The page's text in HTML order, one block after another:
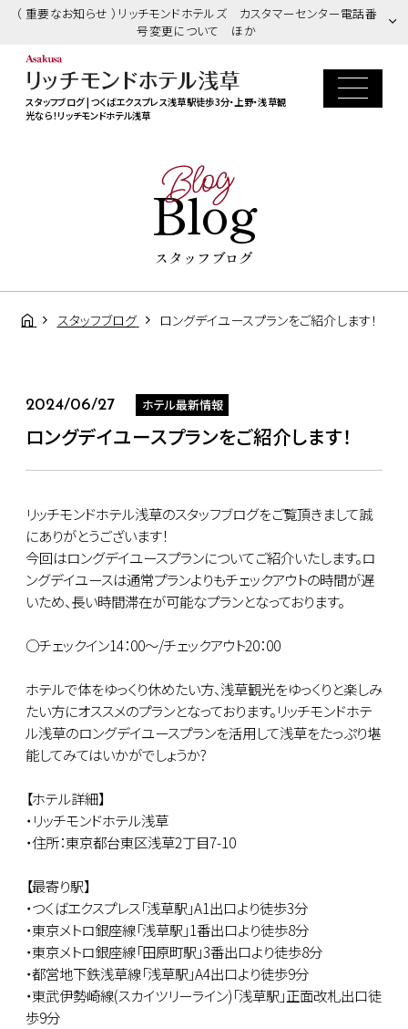
（ 重要なお知らせ ）リッチモンドホテルズ カスタマーセンター電話番
号変更について ほか
スタッフブログ | つくばエクスプレス浅草駅徒歩3分・上野・浅草観
光なら！リッチモンドホテル浅草
Blog
Blog
スタッフブログ
スタッフブログ ロングデイユースプランをご紹介します！
2024/06/27 ホテル最新情報
ロングデイユースプランをご紹介します！
リッチモンドホテル浅草のスタッフブログをご覧頂きまして誠
にありがとうございます！
今回はロングデイユースプランについてご紹介いたします。ロ
ングデイユースは通常プランよりもチェックアウトの時間が遅
いため、長い時間滞在が可能なプランとなっております。
○チェックイン14：00～/チェックアウト20：00
ホテルで体をゆっくり休めたい方、浅草観光をゆっくりと楽しみ
たい方にオススメのプランとなっております。リッチモンドホテ
ル浅草のロングデイユースプランを活用して浅草をたっぷり堪
能してみてはいかがでしょうか?
【ホテル詳細】
・リッチモンドホテル浅草
・住所：東京都台東区浅草2丁目7-10
【最寄り駅】
・つくばエクスプレス「浅草駅」A1出口より徒歩3分
・東京メトロ銀座線「浅草駅」1番出口より徒歩8分
・東京メトロ銀座線「田原町駅」3番出口より徒歩8分
・都営地下鉄浅草線「浅草駅」A4出口より徒歩9分
・東武伊勢崎線(スカイツリーライン)「浅草駅」正面改札出口徒
歩9分